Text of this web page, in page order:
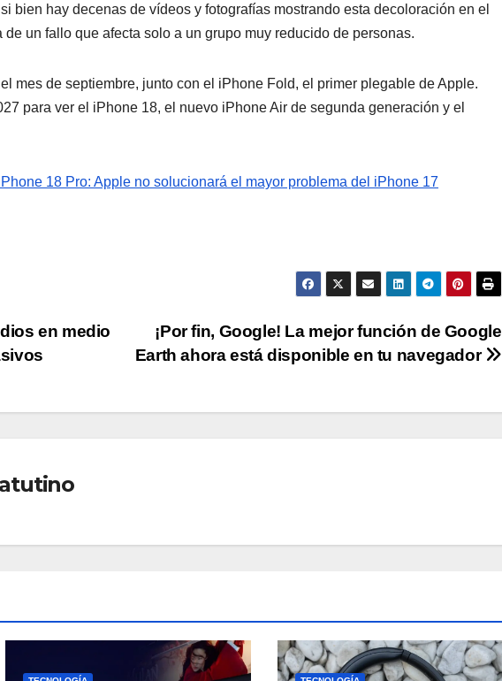
bien hay decenas de vídeos y fotografías mostrando esta decoloración en el
un fallo que afecta solo a un grupo muy reducido de personas.
mes de septiembre, junto con el iPhone Fold, el primer plegable de Apple.
para ver el iPhone 18, el nuevo iPhone Air de segunda generación y el
18 Pro: Apple no solucionará el mayor problema del iPhone 17
¡Por fin, Google! La mejor función de Google
Earth ahora está disponible en tu navegador
en medio